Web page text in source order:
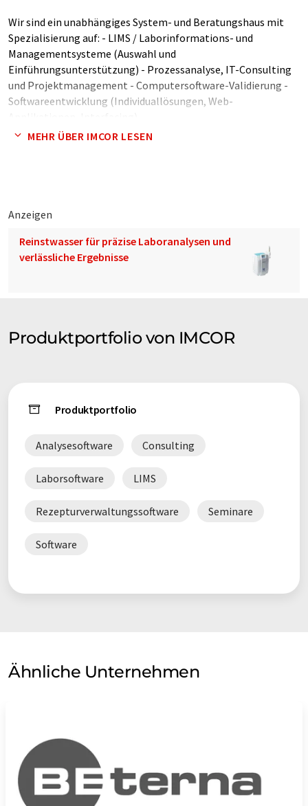
Wir sind ein unabhängiges System- und Beratungshaus mit
Spezialisierung auf: - LIMS / Laborinformations- und
Managementsysteme (Auswahl und
Einführungsunterstützung) - Prozessanalyse, IT-Consulting
und Projektmanagement - Computersoftware-Validierung -
Softwareentwicklung (Individuallösungen, Web-
MEHR ÜBER IMCOR LESEN
Anzeigen
Reinstwasser für präzise Laboranalysen und
verlässliche Ergebnisse
Produktportfolio von IMCOR
Produktportfolio
Analysesoftware Consulting
Laborsoftware LIMS
Rezepturverwaltungssoftware Seminare
Software
Ähnliche Unternehmen